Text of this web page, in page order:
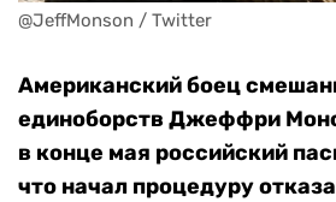
@JeffMonson / Twitter
Американский боец
единоборств Джеффри
в конце мая российский
что начал процедуру